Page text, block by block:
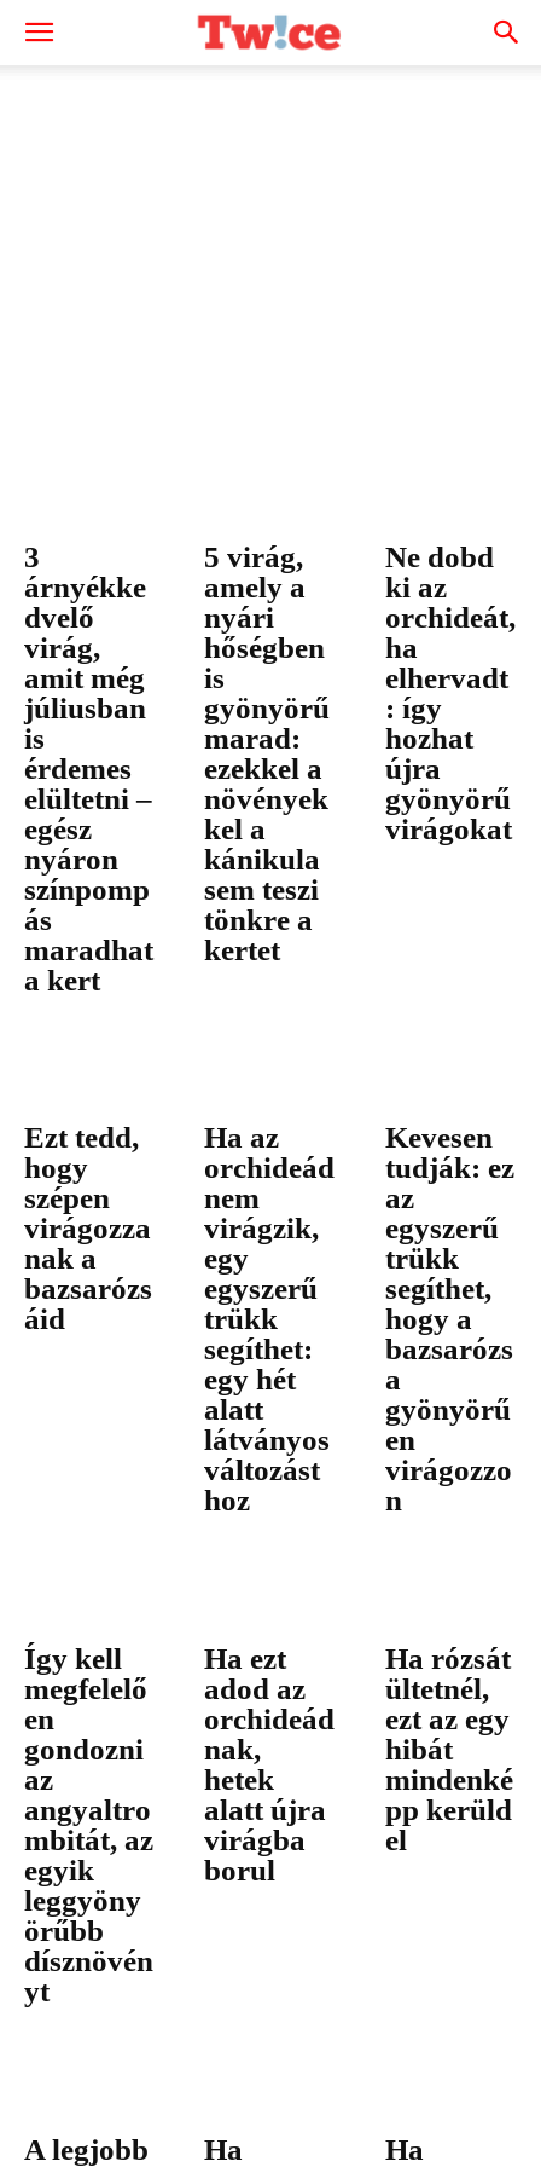
3
árnyékke
dvelő
virág,
amit még
júliusban
is
érdemes
elültetni –
egész
nyáron
színpomp
ás
maradhat
a kert
5 virág,
amely a
nyári
hőségben
is
gyönyörű
marad:
ezekkel a
növények
kel a
kánikula
sem teszi
tönkre a
kertet
Ne dobd
ki az
orchideát,
ha
elhervadt
: így
hozhat
újra
gyönyörű
virágokat
Ezt tedd,
hogy
szépen
virágozza
nak a
bazsarózs
áid
Ha az
orchideád
nem
virágzik,
egy
egyszerű
trükk
segíthet:
egy hét
alatt
látványos
változást
hoz
Kevesen
tudják: ez
az
egyszerű
trükk
segíthet,
hogy a
bazsarózs
a
gyönyörű
en
virágozzo
n
Így kell
megfelelő
en
gondozni
az
angyaltro
mbitát, az
egyik
leggyöny
örűbb
dísznövén
yt
Ha ezt
adod az
orchideád
nak,
hetek
alatt újra
virágba
borul
Ha rózsát
ültetnél,
ezt az egy
hibát
mindenké
pp kerüld
el
A legjobb
Ha
Ha